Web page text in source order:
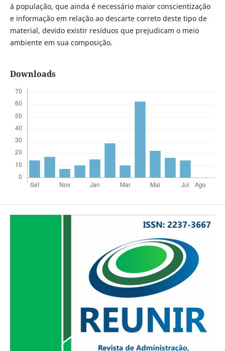
á população, que ainda é necessário maior conscientização
e informação em relação ao descarte correto deste tipo de
material, devido existir resíduos que prejudicam o meio
ambiente em sua composição.
Downloads